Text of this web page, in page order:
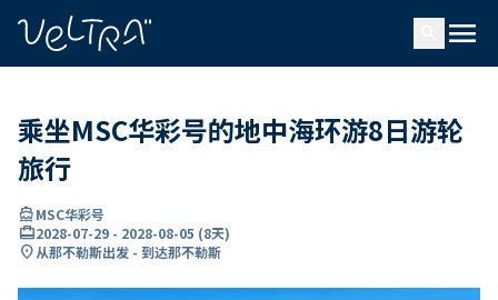
menu
乘坐MSC华彩号的地中海环游8日游轮
旅行
directions_boatMSC华彩号
card_travel2028-07-29 - 2028-08-05 (8天)
location_on从那不勒斯出发 - 到达那不勒斯